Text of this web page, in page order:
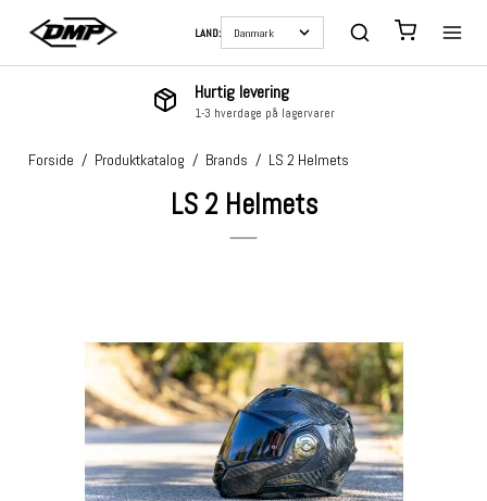
LAND:
Hurtig levering
1-3 hverdage på lagervarer
Forside / Produktkatalog / Brands / LS 2 Helmets
LS 2 Helmets